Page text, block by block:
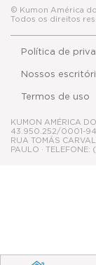
© Kumon América
Todos os direitos
Política de
Termos de uso
Nossos
KUMON AMÉRICA
43.950.252/0001-94
RUA TOMÁS
PAULO ·